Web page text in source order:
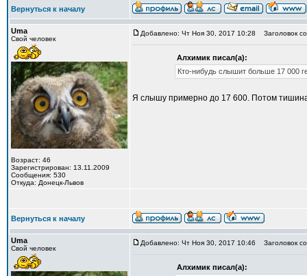
Вернуться к началу
Uma
Свой человек
Возраст: 46
Зарегистрирован: 13.11.2009
Сообщения: 530
Откуда: Донецк-Львов
Добавлено: Чт Ноя 30, 2017 10:28 Заголовок
Алхимик писал(а):
Кто-нибудь слышит больше 17 000
Я слышу примерно до 17 600. Потом
Вернуться к началу
Uma
Свой человек
Добавлено: Чт Ноя 30, 2017 10:46 Заголовок
Алхимик писал(а):